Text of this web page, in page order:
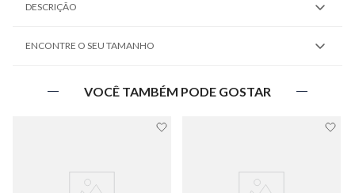
DESCRIÇÃO
ENCONTRE O SEU TAMANHO
VOCÊ TAMBÉM PODE GOSTAR